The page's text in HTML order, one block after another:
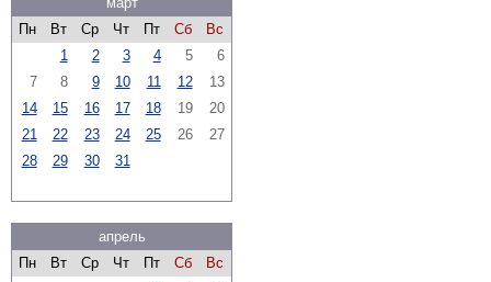
Пн
Вт Ср Чт Пт Сб
Вс
1
2 3 4 5
6
7
8 9 10 11 12
13
14
15 16 17 18 19
20
21
22 23 24 25 26
27
28
29 30 31
апрель
Пн
Вт Ср Чт Пт Сб
Вс